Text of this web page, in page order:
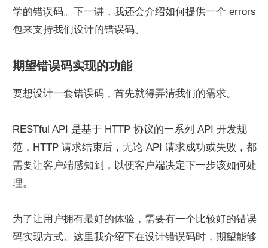
学的错误码。下一讲，我还会介绍如何提供一个 errors
包来支持我们设计的错误码。
期望错误码实现的功能
要想设计一套错误码，首先就得弄清我们的需求。
RESTful API 是基于 HTTP 协议的一系列 API 开发规
范，HTTP 请求结束后，无论 API 请求成功或失败，都
需要让客户端感知到，以便客户端决定下一步该如何处
理。
为了让用户拥有最好的体验，需要有一个比较好的错误
码实现方式。这里我介绍下在设计错误码时，期望能够